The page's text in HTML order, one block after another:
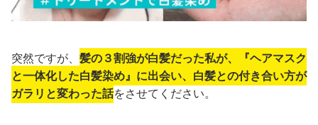
突然ですが、 髪の３割強が白髪だった私が、『ヘアマスク
と一体化した白髪染め』に出会い、白髪との付き合い方が
ガラリと変わった話をさせてください。